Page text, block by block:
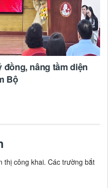
nâng tầm diện
Bộ
thị công khai. Các trường bắt